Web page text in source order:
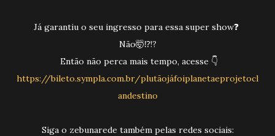
Já garantiu o seu ingresso para essa super show❓️
Não🤯⁉️!?
Então não perca mais tempo, acesse 👇
https://bileto.sympla.com.br/plutãojáfoiplanetaeprojetocl
andestino
Siga o zebunarede também pelas redes sociais: